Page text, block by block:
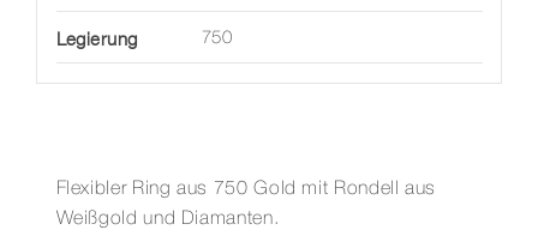
Legierung 750
Flexibler Ring aus 750 Gold mit Rondell aus
Weißgold und Diamanten.